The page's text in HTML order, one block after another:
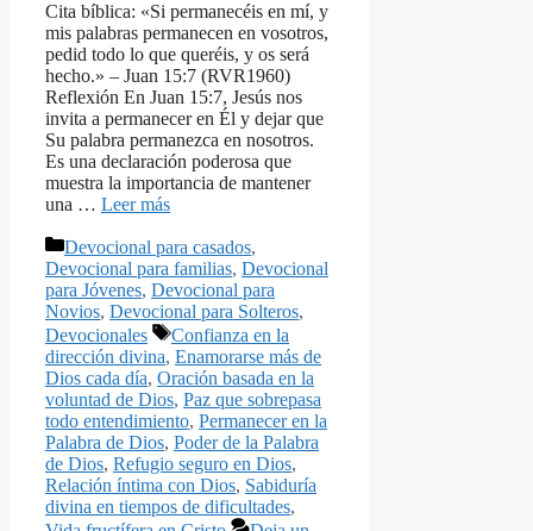
Cita bíblica: «Si permanecéis en mí, y
mis palabras permanecen en vosotros,
pedid todo lo que queréis, y os será
hecho.» – Juan 15:7 (RVR1960)
Reflexión En Juan 15:7, Jesús nos
invita a permanecer en Él y dejar que
Su palabra permanezca en nosotros.
Es una declaración poderosa que
muestra la importancia de mantener
una … Leer más
Categorías
Devocional para casados,
Devocional para familias, Devocional
para Jóvenes, Devocional para
Novios, Devocional para Solteros,
Devocionales
Etiquetas
Confianza en la
dirección divina, Enamorarse más de
Dios cada día, Oración basada en la
voluntad de Dios, Paz que sobrepasa
todo entendimiento, Permanecer en la
Palabra de Dios, Poder de la Palabra
de Dios, Refugio seguro en Dios,
Relación íntima con Dios, Sabiduría
divina en tiempos de dificultades,